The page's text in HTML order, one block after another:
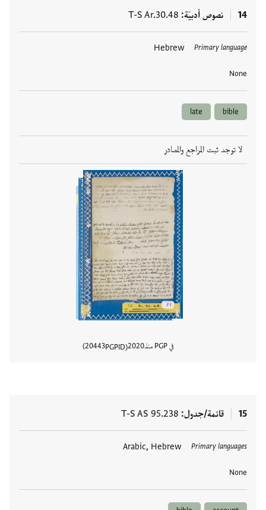
14 نصوص أدبيّة T-S Ar.30.48
Primary language
Hebrew
None
العلامات
bible
late
لا توجد ثبت المراجع والمصادر
في PGP منذ 2020
PGPID
20443
15 قائمة/جدول T-S AS 95.238
Primary languages
Arabic, Hebrew
None
العلامات